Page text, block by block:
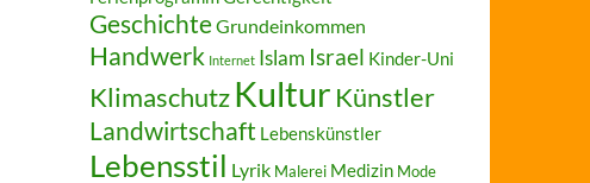
GeschichteGrundeinkommen
Handwerk Internet Islam Israel Kinder-Uni
KlimaschutzKultur Künstler
Landwirtschaft Lebenskünstler
Lebensstil Lyrik Malerei Medizin Mode